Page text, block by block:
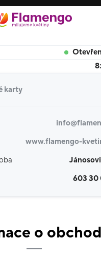
karty
www.flamengo-
603 30
o